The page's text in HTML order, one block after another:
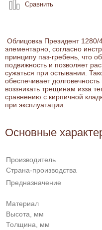
Сравнить
Облицовка Президент 1280/
элементарно, согласно
принципу паз-гребень, что
подвижность и позволяет
сужаться при остывании.
обеспечивает
воззникать трещинам изза
сравнению с кирпичной
при эксплуатации.
Основные
Производитель
Страна-производства
Предназначение
Материал
Высота, мм
Толщина, мм